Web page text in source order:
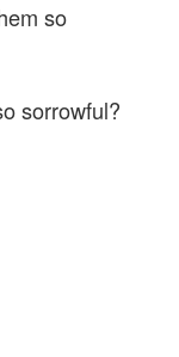
so
sorrowful?